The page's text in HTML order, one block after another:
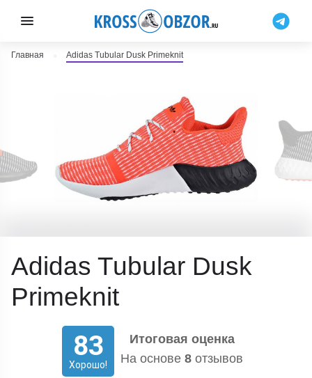
Главная Adidas Tubular Dusk Primeknit
Adidas Tubular Dusk
Primeknit
83
Хорошо!
Итоговая оценка
На основе 8 отзывов